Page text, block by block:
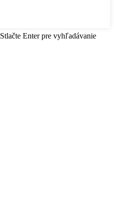
Stlačte Enter pre vyhľadávanie